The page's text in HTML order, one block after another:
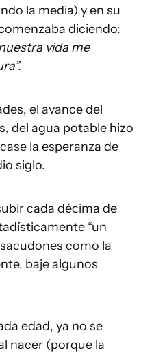
la media) y en su
diciendo:
vida me
el avance del
del agua potable hizo
la esperanza de
siglo.
cada décima de
“un
como la
baje algunos
edad, ya no se
nacer (porque la